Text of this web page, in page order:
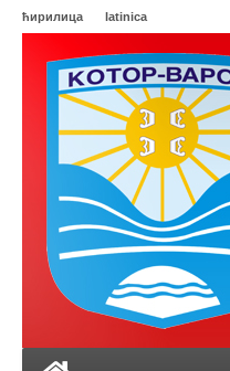
ћирилица latinica